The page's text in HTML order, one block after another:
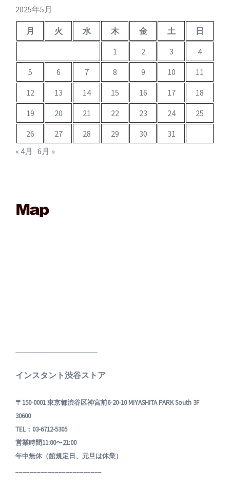
2025年5月
月 火 水 木 金 土
日
1
2 3
4
5
6 7 8 9 10
11
12
13 14 15 16 17
18
19
20 21 22 23 24
25
26
27 28 29 30
31
« 4月 6月 »
インスタント渋谷ストア
〒150-0001 東京都渋谷区神宮前6-20-10 MIYASHITA PARK South 3F
30600
TEL：03-6712-5305
営業時間11:00〜21:00
年中無休（館規定日、元旦は休業）